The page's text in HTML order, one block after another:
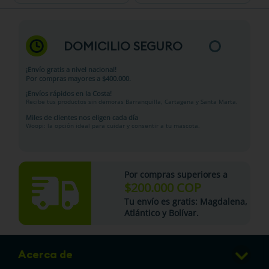
DOMICILIO SEGURO
¡Envío gratis a nivel nacional!
Por compras mayores a $400.000.
¡Envíos rápidos en la Costa!
Recibe tus productos sin demoras Barranquilla, Cartagena y Santa Marta.
Miles de clientes nos eligen cada día
Woopi: la opción ideal para cuidar y consentir a tu mascota.
Por compras superiores a
$200.000 COP
Tu envío es gratis: Magdalena,
Atlántico y Bolívar.
Acerca de